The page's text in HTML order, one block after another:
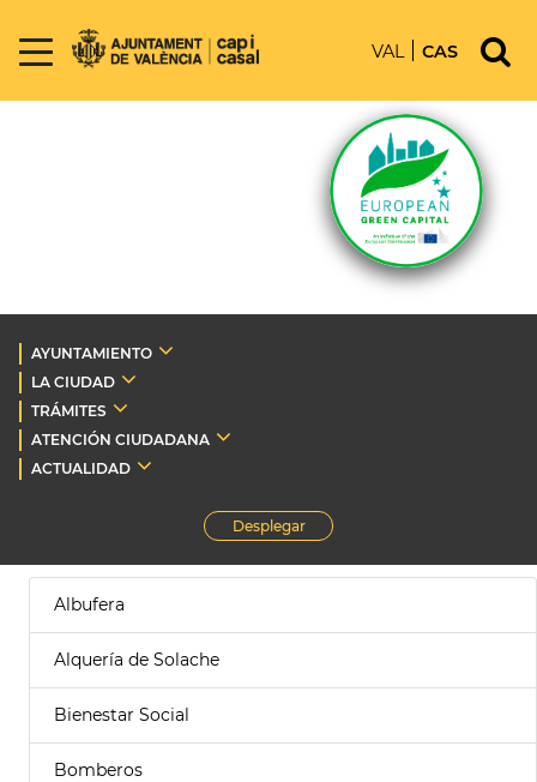
VAL CAS
AYUNTAMIENTO
LA CIUDAD
TRÁMITES
ATENCIÓN CIUDADANA
ACTUALIDAD
Desplegar
Albufera
Alquería de Solache
Bienestar Social
Bomberos